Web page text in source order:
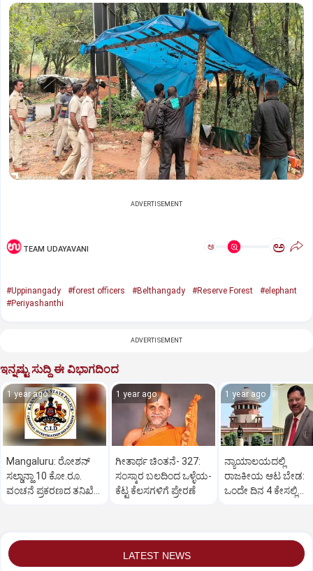
ADVERTISEMENT
TEAM UDAYAVANI ಅ ಅ
#Uppinangady #forest officers #Belthangady #Reserve Forest
#elephant
#Periyashanthi
ADVERTISEMENT
ಇನ್ನಷ್ಟು ಸುದ್ದಿ ಈ ವಿಭಾಗದಿಂದ
1 year ago
Mangaluru: ರೋಶನ್‌
ಸಲ್ಡಾನ್ಹಾ 10 ಕೋ.ರೂ.
ವಂಚನೆ ಪ್ರಕರಣದ ತನಿಖೆ
1 year ago
ಗೀತಾರ್ಥ ಚಿಂತನೆ- 327:
ಸಂಸ್ಕಾರ ಬಲದಿಂದ ಒಳ್ಳೆಯ-
ಕೆಟ್ಟ ಕೆಲಸಗಳಿಗೆ ಪ್ರೇರಣೆ
1 year ago
ನ್ಯಾಯಾಲಯದಲ್ಲಿ
ರಾಜಕೀಯ ಆಟ ಬೇಡ:
ಒಂದೇ ದಿನ 4 ಕೇಸಲ್ಲಿ
LATEST NEWS